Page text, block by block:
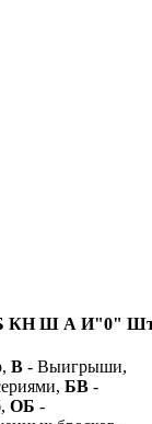
КН Ш А И"0"
В - Выигрыши,
БВ -
ОБ -